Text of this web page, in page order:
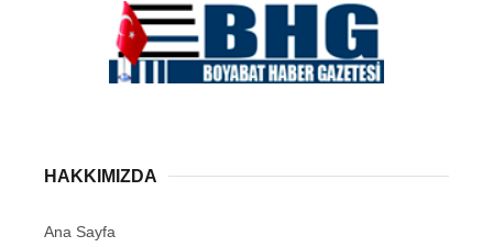
HAKKIMIZDA
Ana Sayfa